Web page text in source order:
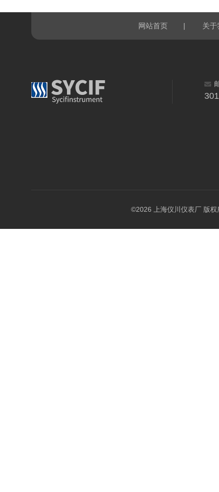
网站首页 | 关于
©2026 上海仪川仪表厂 版